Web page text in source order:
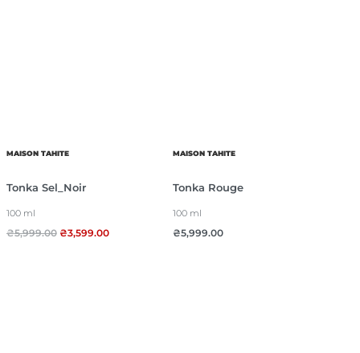
MAISON TAHITE
Tonka Sel_Noir
100 ml
₴5,999.00 ₴3,599.00
MAISON TAHITE
Tonka Rouge
100 ml
₴5,999.00